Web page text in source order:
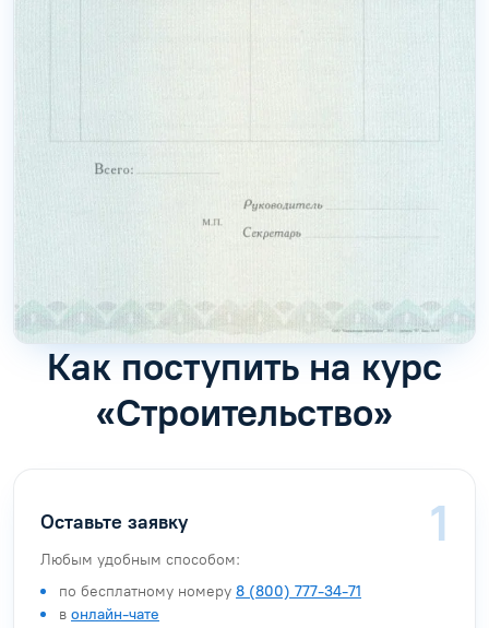
Как поступить на курс
«Строительство»
Оставьте заявку
Любым удобным способом:
по бесплатному номеру 8 (800) 777-34-71
в онлайн-чате